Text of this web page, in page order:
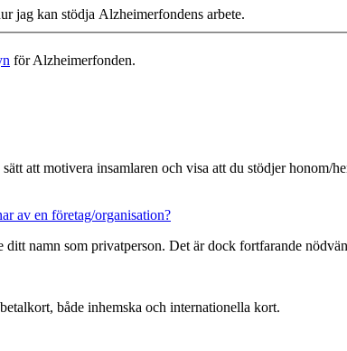
jag kan stödja Alzheimerfondens arbete.
för Alzheimerfonden.
att motivera insamlaren och visa att du stödjer
av en företag/organisation?
namn som privatperson. Det är dock fortfarande
både inhemska och internationella kort.